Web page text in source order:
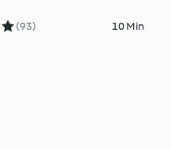
(93) 10 Min